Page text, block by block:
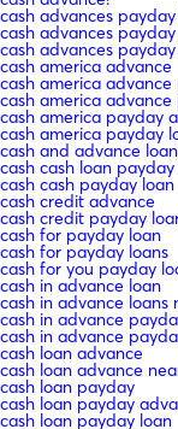
cash advances
cash advances
cash advances
cash america advance
cash america advance
cash america
cash america payday
cash america payday
cash and advance loan
cash cash loan payday
cash cash payday loan
cash credit advance
cash credit payday
cash for payday loan
cash for payday loans
cash for you payday
cash in advance loan
cash in advance loans
cash in advance
cash in advance
cash loan advance
cash loan advance
cash loan payday
cash loan payday
cash loan payday loan